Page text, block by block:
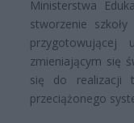
Ministerstwa
stworzenie
zmieniającym się
się do realizacji
przeciążonego